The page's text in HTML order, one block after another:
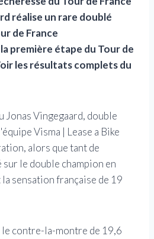
réalise un rare doublé
de France
première étape du Tour de
les résultats complets du
Jonas Vingegaard, double
Visma | Lease a Bike
alors que tant de
le double champion en
sensation française de 19
contre-la-montre de 19,6